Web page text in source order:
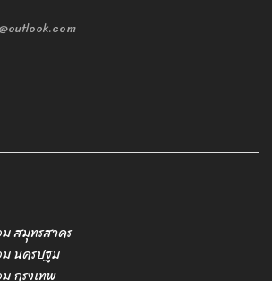
สมุทรสาคร
นครปฐม
กรุงเทพ